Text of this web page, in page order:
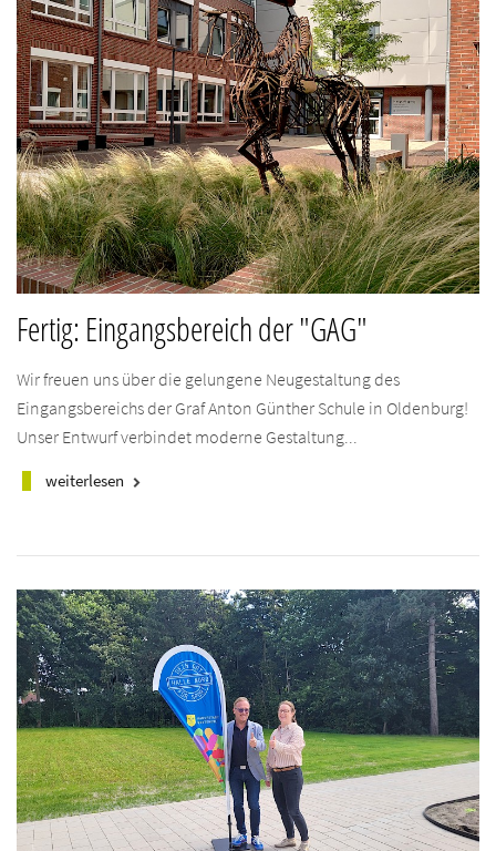
Fertig: Eingangsbereich der "GAG"
Wir freuen uns über die gelungene Neugestaltung des
Eingangsbereichs der Graf Anton Günther Schule in Oldenburg!
Unser Entwurf verbindet moderne Gestaltung...
weiterlesen keyboard_arrow_right